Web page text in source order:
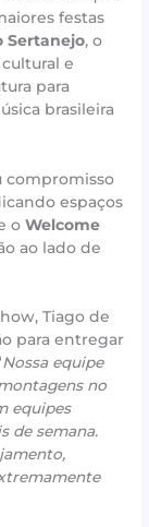
festas
Sertanejo, o
e
para
brasileira
compromisso
espaços
oWelcome
ao lado de
Tiago de
para entregar
Nossa equipe
no
equipes
de semana.